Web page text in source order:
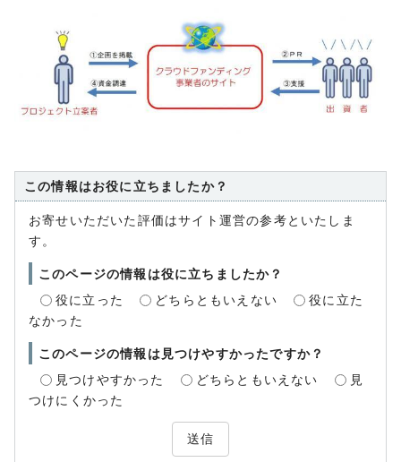
この情報はお役に立ちましたか？
お寄せいただいた評価はサイト運営の参考といたしま
す。
このページの情報は役に立ちましたか？
役に立った
どちらともいえない
役に立た
なかった
このページの情報は見つけやすかったですか？
見つけやすかった
どちらともいえない
見
つけにくかった
送信